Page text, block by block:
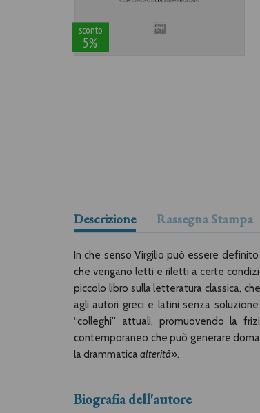
sconto
5%
Descrizione Rassegna Stampa
In che senso Virgilio può essere definito
che vengano letti e riletti a certe
piccolo libro sulla letteratura classica,
agli autori greci e latini senza
“colleghi” attuali, promuovendo la
contemporaneo che può generare
la drammaticaalterità».
Biografia dell'autore